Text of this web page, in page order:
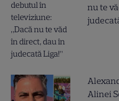
nu te
Alinei